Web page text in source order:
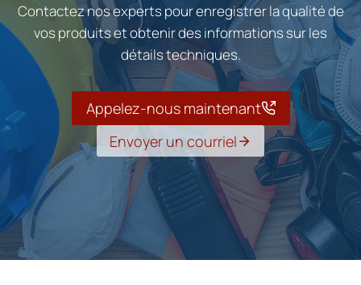
Contactez nos experts pour enregistrer la qualité de
vos produits et obtenir des informations sur les
détails techniques.
Appelez-nous maintenant
Envoyer un courriel